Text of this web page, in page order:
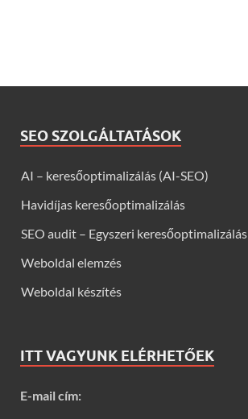
SEO SZOLGÁLTATÁSOK
AI – keresőoptimalizálás (AI-SEO)
Havidíjas keresőoptimalizálás
SEO audit – Egyszeri keresőoptimalizálás
Weboldal elemzés
Weboldal készítés
ITT VAGYUNK ELÉRHETŐEK
E-mail cím: